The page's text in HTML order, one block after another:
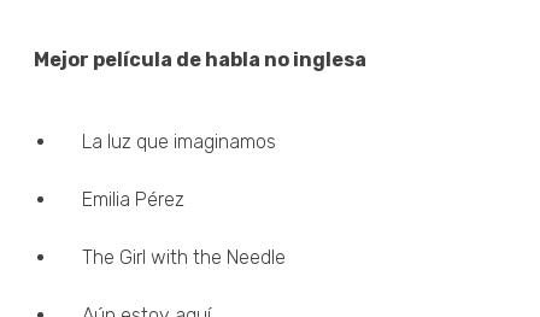
Mejor película de habla no inglesa
La luz que imaginamos
Emilia Pérez
The Girl with the Needle